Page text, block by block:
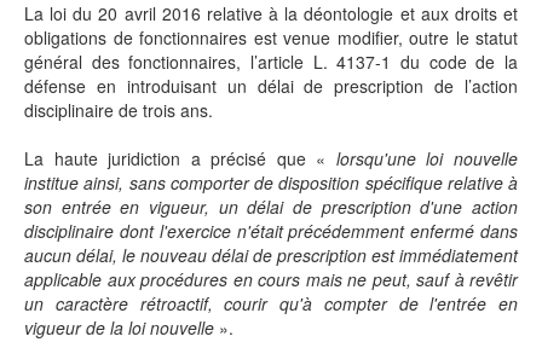
La loi du 20 avril 2016 relative à la déontologie et aux droits et
obligations de fonctionnaires est venue modifier, outre le statut
général des fonctionnaires, l’article L. 4137-1 du code de la
défense en introduisant un délai de prescription de l’action
disciplinaire de trois ans.
La haute juridiction a précisé que « lorsqu'une loi nouvelle
institue ainsi, sans comporter de disposition spécifique relative à
son entrée en vigueur, un délai de prescription d'une action
disciplinaire dont l'exercice n'était précédemment enfermé dans
aucun délai, le nouveau délai de prescription est immédiatement
applicable aux procédures en cours mais ne peut, sauf à revêtir
un caractère rétroactif, courir qu'à compter de l'entrée en
vigueur de la loi nouvelle ».